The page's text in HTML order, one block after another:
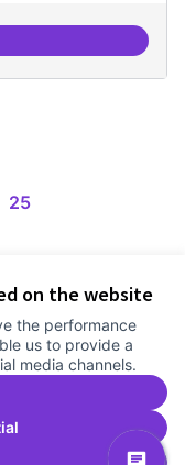
on the website
the performance
us to provide a
media channels.
de DDHH i capa
25